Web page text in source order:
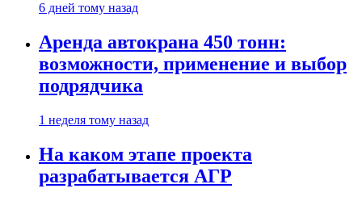
6 дней тому назад
Аренда автокрана 450 тонн:
возможности, применение и выбор
подрядчика
1 неделя тому назад
На каком этапе проекта
разрабатывается АГР